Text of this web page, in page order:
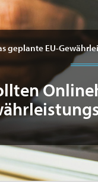
geplante EU-